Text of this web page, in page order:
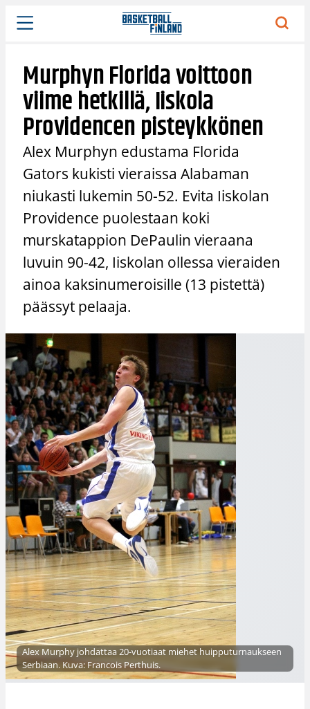
Siirry
sisältöön
Murphyn Florida voittoon
viime hetkillä, Iiskola
Providencen pisteykkönen
Alex Murphyn edustama Florida
Gators kukisti vieraissa Alabaman
niukasti lukemin 50-52. Evita Iiskolan
Providence puolestaan koki
murskatappion DePaulin vieraana
luvuin 90-42, Iiskolan ollessa vieraiden
ainoa kaksinumeroisille (13 pistettä)
päässyt pelaaja.
Alex Murphy johdattaa 20-vuotiaat miehet huipputurnaukseen
Serbiaan. Kuva: Francois Perthuis.